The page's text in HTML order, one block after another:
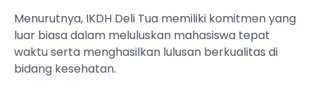
Menurutnya, IKDH Deli Tua memiliki komitmen yang
luar biasa dalam meluluskan mahasiswa tepat
waktu serta menghasilkan lulusan berkualitas di
bidang kesehatan.